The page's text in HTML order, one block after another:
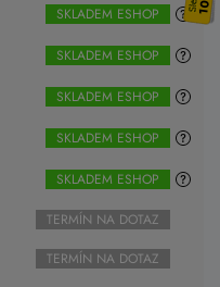
SKLADEM ESHOP
SKLADEM ESHOP
SKLADEM ESHOP
SKLADEM ESHOP
SKLADEM ESHOP
TERMÍN NA DOTAZ
TERMÍN NA DOTAZ